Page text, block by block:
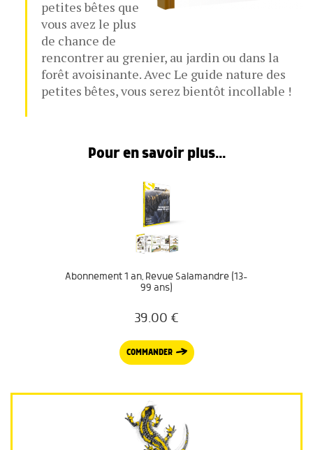
petites bêtes que
vous avez le plus
de chance de
rencontrer au grenier, au jardin ou dans la
forêt avoisinante. Avec Le guide nature des
petites bêtes, vous serez bientôt incollable !
Pour en savoir plus...
Abonnement 1 an, Revue Salamandre (13-
99 ans)
39.00 €
COMMANDER